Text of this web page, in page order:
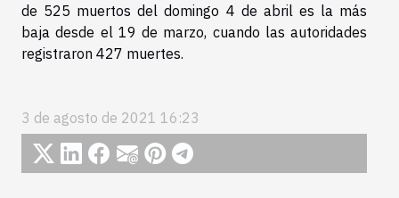
de 525 muertos del domingo 4 de abril es la más
baja desde el 19 de marzo, cuando las autoridades
registraron 427 muertes.
3 de agosto de 2021 16:23